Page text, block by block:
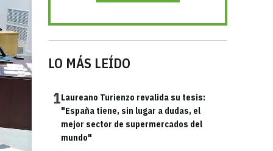
LO MÁS LEÍDO
1Laureano Turienzo revalida su tesis:
"España tiene, sin lugar a dudas, el
mejor sector de supermercados del
mundo"